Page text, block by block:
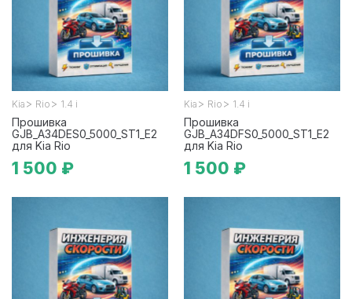
Kia > Rio > 1.4 i
Прошивка
GJB_A34DES0_5000_ST1_E2
для Kia Rio
1 500 ₽
Kia > Rio > 1.4 i
Прошивка
GJB_A34DFS0_5000_ST1_E2
для Kia Rio
1 500 ₽